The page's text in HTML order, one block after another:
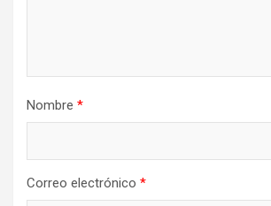
Nombre *
Correo electrónico *